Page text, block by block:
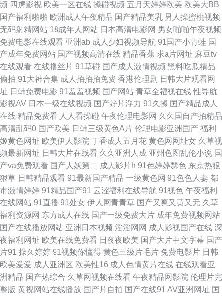
午夜免费大片 成人小电影91 欧美日韩AR 熟女诱惑影院 AV大香蕉 豆花官网
免费进入 九九热只有精品 欧洲久久网 肏肏肏肏 男人天堂的狠狠干 伊人肏屄
网 91资源超碰 久草精品在线 天天干人人干 91TS人妖另类 白丝足交自慰 国
产探花第一页 欧美ⅤA在线播放 91孕妇在线观看 国产自自免费 内射美女九色
91 影音先锋AV女优 国产不卡电影 麻豆MV免费观看 视频网站18污 在线亚洲
无毛 丁香午夜超碰 人人插人人摸 亚洲AV女同影院 国产ts系列在线 人人肏在
线视频 午夜爽爽影院 91视频在线观看 国产激情AV 老司机午夜视频 91网站
永久 九一豆花 日本高请黄色 亚洲影音先锋素人 av米奇影音 国产亚洲1311
免费观看91视频 天堂AV导航 91剧场 欧美欧美欧美欧美 91涩涩大片 久热草
福利导航 在线肏屄视频 AV午夜影视 国产做爱av 欧美国产日韩成人 无码转区
91中文字幕网 国产合集 五月天影院 福利社午夜影院 美女91小网站 3级片第
一页 肏屄新片 后入小少妇 人妻伊人大香蕉 伊人操碰 av导航网 激情文学天美
频 四虎影视 欧美一区在线 操碰视频 五月天婷婷欧美 欧美大BB
国产福利啪啪 欧洲成人午夜精品 国产精品美乳 男人操蜜桃视频
无码射精网站 18成年人网站 日本高清电影网 男女啪啪午夜视频
免费电影在线观看 亚洲ab 成人少妇视频导航 91国产小青蛙 国
产成年免费网站 国产视频高清在线 精品香蕉 求a片网址 麻豆tv
在线观看 在线撸丝片 91草碰 国产成人激情视频 黑料吃瓜精品
偷拍 91大神合集 成人拍拍拍免费 香港伦理剧 日韩大片观看网
址 日韩免费电影 91羞羞视频 国产网站 青草全福视在线 性导航
影视AV 日本一级在线视频 国产好片浮力 91久操 国产精品成人
在线 精品免费看 人人看操碰 午夜伦理电影网 久久国自产拍精品
高清乱码0 国产欧美 日韩三级黄色A片 伦理电影亚洲国产 福利
姬黄色网址 欧美伊人影院 丁香成人五月花 黄色网网址女 久草视
频最新网址 日韩大片在线看 久久亚洲人成 亚州色图乱伦小说 国
产va免费观看 国产人妖第二 成人影片h 91色婷婷瑟色 东京热狠
狠草 日韩精品观看 91最新国产精品 一级黄色网 91色色人妻 都
市激情婷婷 91精品国产91 云涩福利在线导航 91视色 午夜福利
在线网站 91直播 91处女 伊人网青青草 国产又爽又黄又无 久草
福利资源网 东方成人在线 国产一级免费大片 成年免费视频网站
国产在线播放网站 亚洲日本视频 淫淫网网 成人影视国产在线 深
夜福利网址 欧美在线免费看 日夜夜欧美 国产大片中文字幕 国产
片91 操久婷婷 91视频你懂得 黄色三级片毛片 免费电影片 日韩
欧美爱爱 成人亚洲区 欧美性16 成人色情黄片在线 在线观看亚
洲精品 国产热综合 久草网视频在线看 午夜精品网影院 伦理片完
整版 黄视网站在线播放 国产片自拍 国产在线91 AV亚洲网址 国